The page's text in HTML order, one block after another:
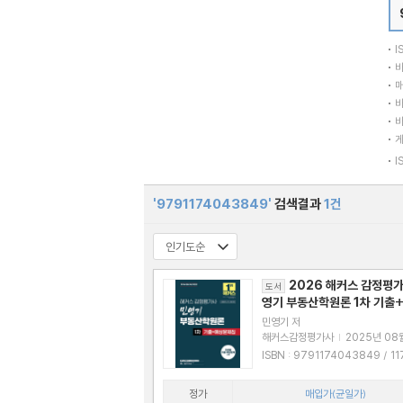
'9791174043849' 검색결과1건
도서
2026 해커스 감정평
영기 부동산학원론 1차 기출
제집
민영기 저
해커스감정평가사 | 2025년 08
ISBN : 9791174043849 / 1174043
정가
매입가(균일가)